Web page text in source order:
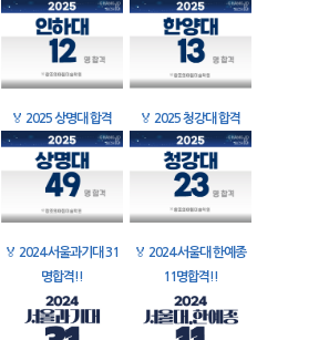
🏅 2025 상명대 합격 🏅 2025 청강대 합격
🏅 2024 서울과기대 31
명합격!!
🏅 2024 서울대 한예종
11명합격!!